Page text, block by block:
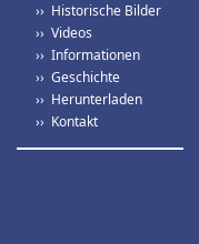
›› Historische Bilder
›› Videos
›› Informationen
›› Geschichte
›› Herunterladen
›› Kontakt